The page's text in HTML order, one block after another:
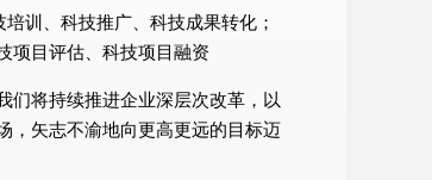
训、科技推广、科技成果转化；
项目评估、科技项目融资
们将持续推进企业深层次改革，以
，矢志不渝地向更高更远的目标迈